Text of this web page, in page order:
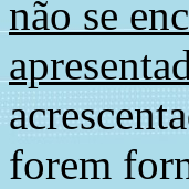
não se
forem